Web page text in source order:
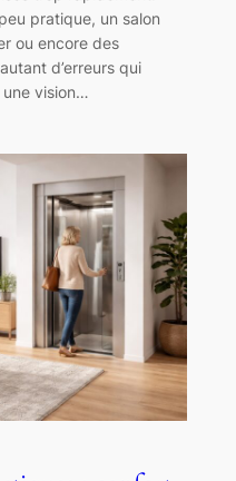
pratique, un salon
ou encore des
d’erreurs qui
vision…